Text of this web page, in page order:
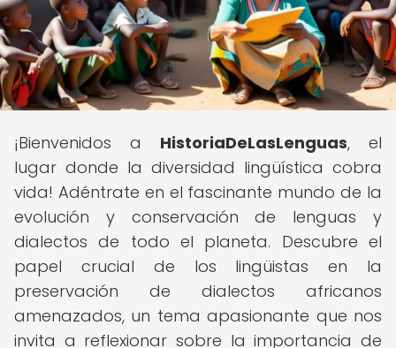
¡Bienvenidos a HistoriaDeLasLenguas, el
lugar donde la diversidad lingüística cobra
vida! Adéntrate en el fascinante mundo de la
evolución y conservación de lenguas y
dialectos de todo el planeta. Descubre el
papel crucial de los lingüistas en la
preservación de dialectos africanos
amenazados, un tema apasionante que nos
invita a reflexionar sobre la importancia de